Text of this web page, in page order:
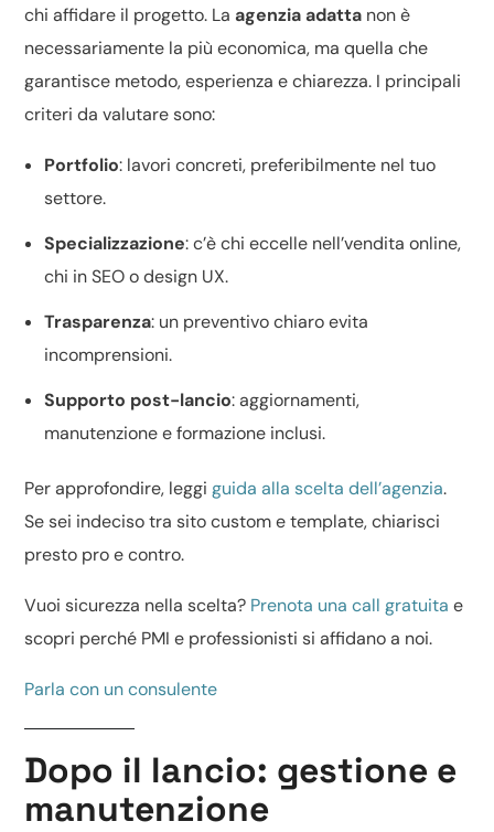
chi affidare il progetto. Laagenzia adatta non è
necessariamente la più economica, ma quella che
garantisce metodo, esperienza e chiarezza. I principali
criteri da valutare sono:
Portfolio: lavori concreti, preferibilmente nel tuo
settore.
Specializzazione: c’è chi eccelle nell’vendita online,
chi in SEO odesign UX.
Trasparenza: un preventivo chiaroevita
incomprensioni.
Supporto post-lancio: aggiornamenti,
manutenzione e formazione inclusi.
Per approfondire, leggiguida alla scelta dell’agenzia.
Se sei indeciso trasito custom e template, chiarisci
presto pro e contro.
Vuoi sicurezza nella scelta? Prenota una call gratuita e
scopri perché PMI e professionisti si affidano a noi.
Parla con un consulente
Dopo il lancio: gestione e
manutenzione